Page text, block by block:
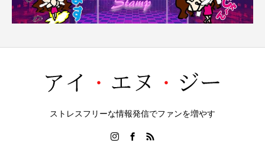
ストレスフリーな情報発信でファンを増やす